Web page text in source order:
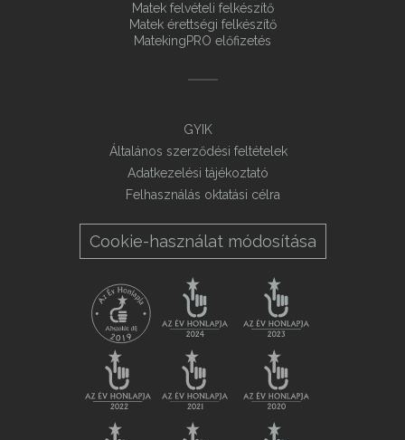
Matek felvételi felkészítő
Matek érettségi felkészítő
MatekingPRO előfizetés
GYIK
Általános szerződési feltételek
Adatkezelési tájékoztató
Felhasználás oktatási célra
Cookie-használat módosítása